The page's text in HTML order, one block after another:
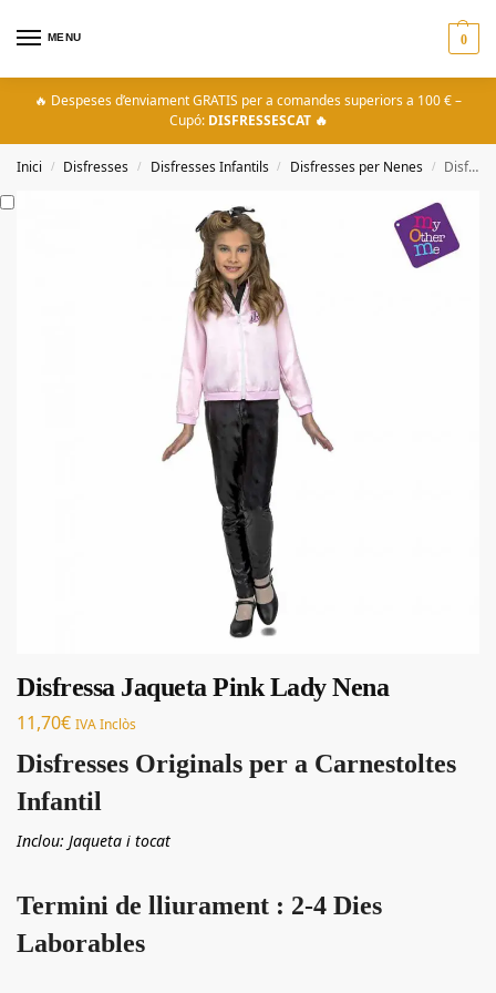
MENU 0
🔥 Despeses d’enviament GRATIS per a comandes superiors a 100 € –
Cupó: DISFRESSESCAT 🔥
Inici / Disfresses / Disfresses Infantils / Disfresses per Nenes / Disfressa Jaqueta Pink Lady Nena
Disfressa Jaqueta Pink Lady Nena
11,70€ IVA Inclòs
Disfresses Originals per a Carnestoltes
Infantil
Inclou: Jaqueta i tocat
Termini de lliurament : 2-4 Dies
Laborables